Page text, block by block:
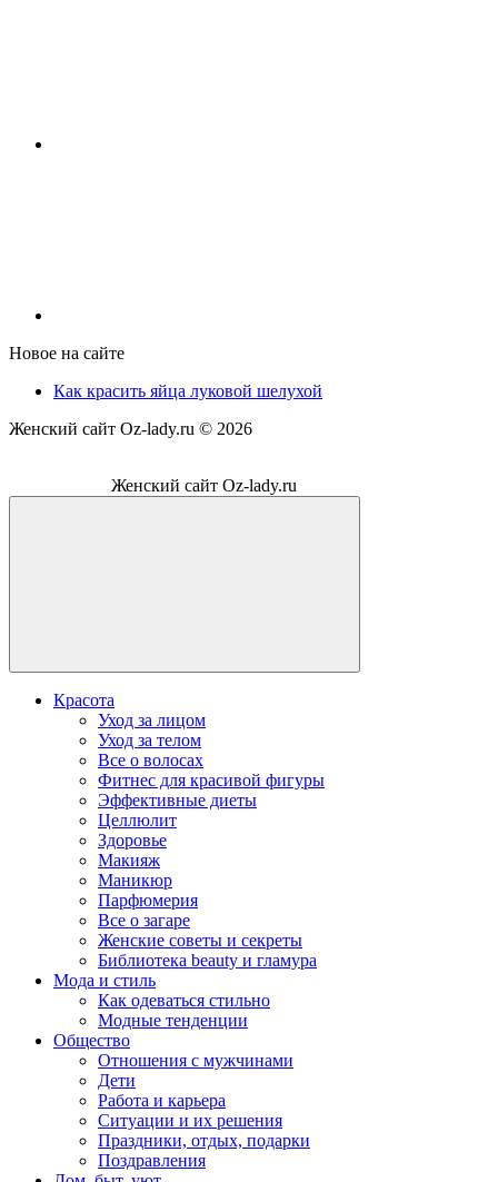
Новое на сайте
Как красить яйца луковой шелухой
Женский сайт Oz-lady.ru © 2026
Женский сайт Oz-lady.ru
Красота
Уход за лицом
Уход за телом
Все о волосах
Фитнес для красивой фигуры
Эффективные диеты
Целлюлит
Здоровье
Макияж
Маникюр
Парфюмерия
Все о загаре
Женские советы и секреты
Библиотека beauty и гламура
Мода и стиль
Как одеваться стильно
Модные тенденции
Общество
Отношения с мужчинами
Дети
Работа и карьера
Ситуации и их решения
Праздники, отдых, подарки
Поздравления